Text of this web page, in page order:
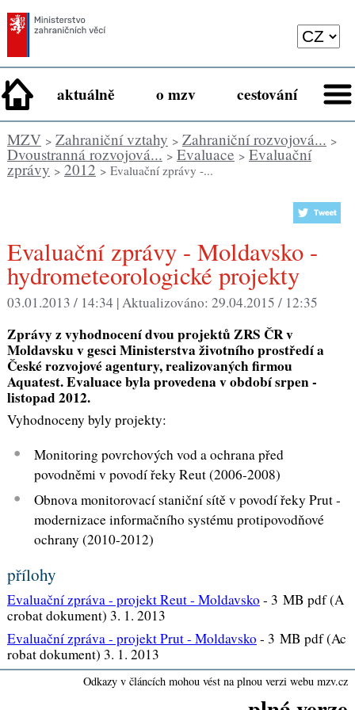
aktuálně o mzv cestování
MZV> Zahraniční vztahy > Zahraniční rozvojová... >
Dvoustranná rozvojová... > Evaluace > Evaluační
zprávy > 2012 > Evaluační zprávy -...
Evaluační zprávy - Moldavsko -
hydrometeorologické projekty
03.01.2013 / 14:34 |Aktualizováno: 29.04.2015 / 12:35
Zprávy z vyhodnocení dvou projektů ZRS ČR v
Moldavsku v gesci Ministerstva životního prostředí a
České rozvojové agentury, realizovaných firmou
Aquatest. Evaluace byla provedena v období srpen -
listopad 2012.
Vyhodnoceny byly projekty:
Monitoring povrchových vod a ochrana před
povodněmi v povodí řeky Reut (2006-2008)
Obnova monitorovací staniční sítě v povodí řeky Prut -
modernizace informačního systému protipovodňové
ochrany (2010-2012)
přílohy
Evaluační zpráva - projekt Reut - Moldavsko - 3 MB pdf (A
crobat dokument) 3. 1. 2013
Evaluační zpráva - projekt Prut - Moldavsko - 3 MB pdf (Ac
robat dokument) 3. 1. 2013
Odkazy v článcích mohou vést na plnou verzi webu mzv.cz